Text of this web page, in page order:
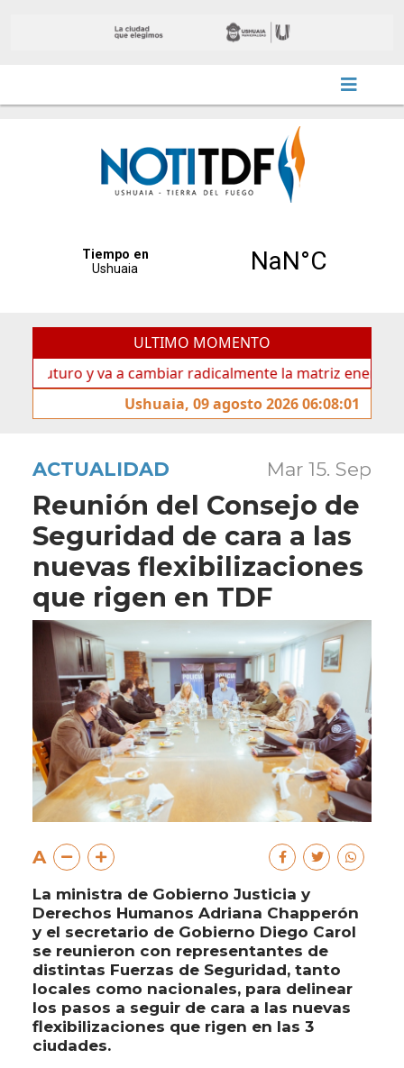
ULTIMO MOMENTO
y va a cambiar radicalmente la matriz energética de
Ushuaia, 09 agosto 2026 06:08:01
ACTUALIDAD Mar 15. Sep
Reunión del Consejo de
Seguridad de cara a las
nuevas flexibilizaciones
que rigen en TDF
A
La ministra de Gobierno Justicia y
Derechos Humanos Adriana Chapperón
y el secretario de Gobierno Diego Carol
se reunieron con representantes de
distintas Fuerzas de Seguridad, tanto
locales como nacionales, para delinear
los pasos a seguir de cara a las nuevas
flexibilizaciones que rigen en las 3
ciudades.